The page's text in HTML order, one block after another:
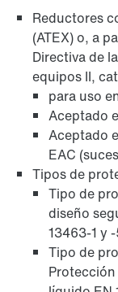
sistema de
Reductores
(ATEX) o, a
Directiva de
equipos II,
para uso
Aceptado
Aceptado
EAC
Tipos de
Tipo de
diseño
13463-1 y
Tipo de